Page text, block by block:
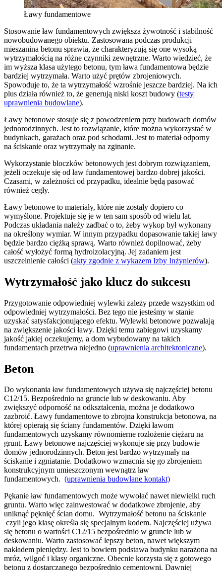
Ławy fundamentowe
Stosowanie ław fundamentowych zwiększa żywotność i stabilność
nowobudowanego obiektu. Zastosowana podczas produkcji
mieszanina betonu sprawia, że charakteryzują się one wysoką
wytrzymałością na różne czynniki zewnętrzne. Warto wiedzieć, że
im wyższa klasa użytego betonu, tym ława fundamentowa będzie
bardziej wytrzymała. Warto użyć prętów zbrojeniowych.
Spowoduje to, że ta wytrzymałość wzrośnie jeszcze bardziej. Na ich
plus działa również to, że generują niski koszt budowy (testy
uprawnienia budowlane).
Ławy betonowe stosuje się z powodzeniem przy budowach domów
jednorodzinnych. Jest to rozwiązanie, które można wykorzystać w
budynkach, garażach oraz pod schodami. Jest to materiał odporny
na ściskanie oraz wytrzymały na zginanie.
Wykorzystanie bloczków betonowych jest dobrym rozwiązaniem,
jeżeli oczekuje się od ław fundamentowej bardzo dobrej jakości.
Czasami, w zależności od przypadku, idealnie będą pasować
również cegły.
Ławy betonowe to materiały, które nie zostały dopiero co
wymyślone. Projektuje się je w ten sam sposób od wielu lat.
Podczas układania należy zadbać o to, żeby wykop był wykonany
na określony wymiar. W innym przypadku dopasowanie takiej ławy
będzie bardzo ciężką sprawą. Warto również dopilnować, żeby
całość wyłożyć formą hydroizolacyjną. Jej zadaniem jest
uszczelnienie całości (akty zgodnie z wykazem Izby Inżynierów).
Wytrzymałość jako klucz do sukcesu
Przygotowanie odpowiedniej wylewki zależy przede wszystkim od
odpowiedniej wytrzymałości. Bez tego nie jesteśmy w stanie
uzyskać satysfakcjonującego efektu. Wylewki betonowe pozwalają
na zwiększenie jakości ławy. Dzięki temu zabiegowi uzyskamy
jakość jakiej oczekujemy, a dom wybudowany na takich
fundamentach przetrwa niejedno (uprawnienia architektoniczne).
Beton
Do wykonania ław fundamentowych używa się najczęściej betonu
C12/15. Bezpośrednio na gruncie lub w deskowaniu. Aby
zwiększyć odporność na odkształcenia, można je dodatkowo
zazbroić. Ławy fundamentowe to zbrojna konstrukcja betonowa, na
której opierają się ściany fundamentów. Dzięki ławom
fundamentowych uzyskamy równomierne rozłożenie ciężaru na
grunt. Ławy betonowe najczęściej wykonuje się przy budowie
domów jednorodzinnych. Beton jest bardzo wytrzymały na
ściskanie i zgniatanie. Dodatkowo wzmacnia się go zbrojeniem
konstrukcyjnym umieszczonym wewnątrz ław
fundamentowych. (uprawnienia budowlane kontakt)
Pękanie ław fundamentowych może wywołać nawet niewielki ruch
gruntu. Warto więc zainwestować w dodatkowe zbrojenie, aby
uniknąć pęknięć ścian domu. Wytrzymałość betonu na ściskanie
czyli jego klasę określa się specjalnym kodem. Najczęściej używa
się betonu o wartości C12/15 bezpośrednio w gruncie lub w
deskowaniu. Warto zastosować lepszy beton, nawet większym
nakładem pieniędzy. Jest to bowiem podstawa budynku narażona na
mróz, wilgoć i klasy organiczne. Obecnie korzysta się z gotowego
betonu z dostarczanego bezpośrednio cementowni. Dawniej